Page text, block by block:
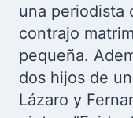
una periodista
contrajo
pequeña.
dos hijos de
Lázaro y